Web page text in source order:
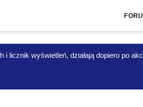
licznik wyświetleń, działają dopiero po